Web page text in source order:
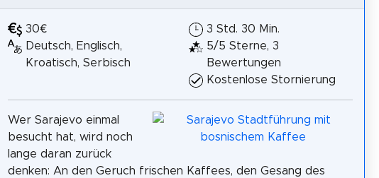
30€
Deutsch, Englisch,
Kroatisch, Serbisch
3 Std. 30 Min.
5/5 Sterne, 3
Bewertungen
Kostenlose Stornierung
Wer Sarajevo einmal
besucht hat, wird noch
lange daran zurück
denken: An den Geruch frischen Kaffees, den Gesang des